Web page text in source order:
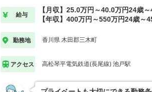
給与
【月収】25.0万円～40.0万円24歳
【年収】400万円～550万円24歳～
勤務地 香川県 木田郡三木町
アクセス 高松琴平電気鉄道(長尾線) 池戸駅